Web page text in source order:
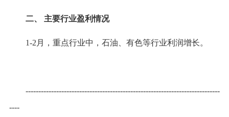
二、 主要行业盈利情况
1-2月，重点行业中，石油、有色等行业利润增长。
----------------------------------------------------------------------------
----